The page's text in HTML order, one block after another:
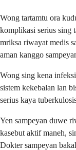
Wong tartamtu ora
komplikasi serius sing
mriksa riwayat medis
aman kanggo
Wong sing kena
sistem kekebalan lan
serius kaya
Yen sampeyan duwe
kasebut aktif maneh,
Dokter sampeyan